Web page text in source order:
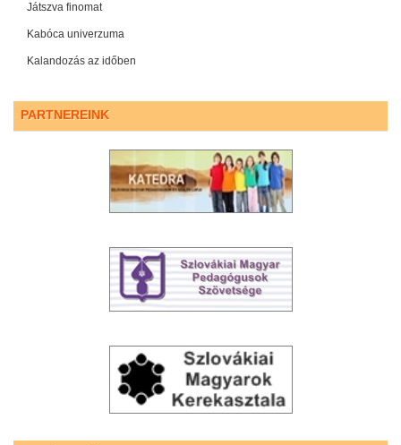
Játszva finomat
Kabóca univerzuma
Kalandozás az időben
PARTNEREINK